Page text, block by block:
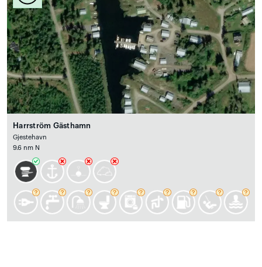
Harrström Gästhamn
Gjestehavn
9.6 nm N